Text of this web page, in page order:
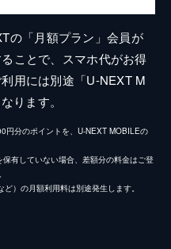
の「月額プラン」会員が
ことで、スマホ代がお得
用には別途「U-NEXT M
ります。
円分のポイントを、U-NEXT MOBILEの
有していない場合、差額分の料金はご登
）の月額利用料は別途発生します。